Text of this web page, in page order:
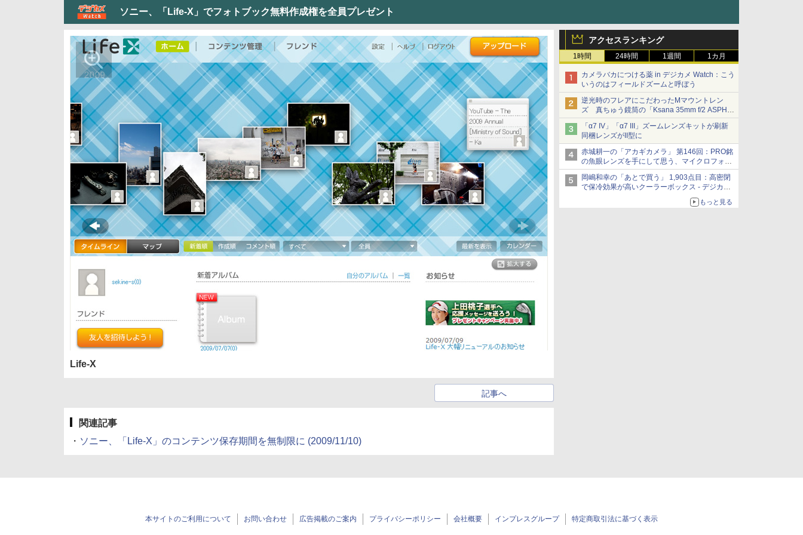
ソニー、「Life-X」でフォトブック無料作成権を全員プレゼント
アクセスランキング
1時間 24時間 1週間 1カ月
カメラバカにつける薬 in デジカメ Watch：こう
いうのはフィールドズームと呼ぼう
逆光時のフレアにこだわったMマウントレン
ズ 真ちゅう鏡筒の「Ksana 35mm f/2 ASPH.
シルバークローム」
「α7 IV」「α7 III」ズームレンズキットが刷新
同梱レンズがII型に
赤城耕一の「アカギカメラ」 第146回：PRO銘
の魚眼レンズを手にして思う、マイクロフォー
サーズへの期待と可能性
岡嶋和幸の「あとで買う」 1,903点目：高密閉
で保冷効果が高いクーラーボックス - デジカメ
もっと見る
Life-X
記事へ
関連記事
・ ソニー、「Life-X」のコンテンツ保存期間を無制限に (2009/11/10)
本サイトのご利用について お問い合わせ 広告掲載のご案内 プライバシーポリシー 会社概要 インプレスグループ 特定商取引法に基づく表示